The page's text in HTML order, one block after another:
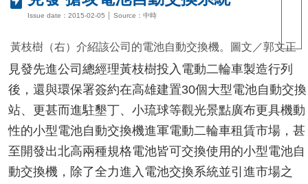
Issue date：2015-02-05 │ Source：中時
黃枝樹（右）介紹該公司的電池自動交換機。圖文／郭文正
見發先進公司總經理黃枝樹投入電動二輪車製造行列
後，還與環保署簽約在高雄建置30個大型電池自動交換
站、更甚而進駐墾丁、小琉球等觀光景點廣布更具機動
性的小型電池自動交換機進軍電動二輪車租賃市場，甚
至開發出北高兩種規格電池皆可交換使用的小型電池自
動交換機，除了全力進入電池交換系統並引進市場之